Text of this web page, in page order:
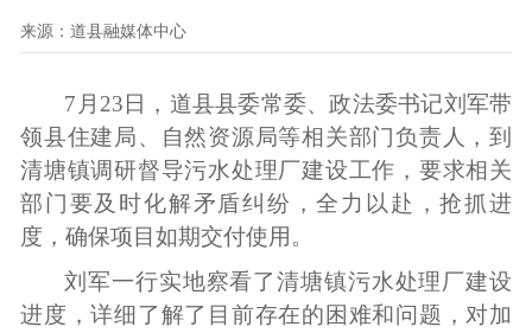
来源： 道县融媒体中心
7月23日，道县县委常委、政法委书记刘军带
领县住建局、自然资源局等相关部门负责人，到
清塘镇调研督导污水处理厂建设工作，要求相关
部门要及时化解矛盾纠纷，全力以赴，抢抓进
度，确保项目如期交付使用。
刘军一行实地察看了清塘镇污水处理厂建设
进度，详细了解了目前存在的困难和问题，对加